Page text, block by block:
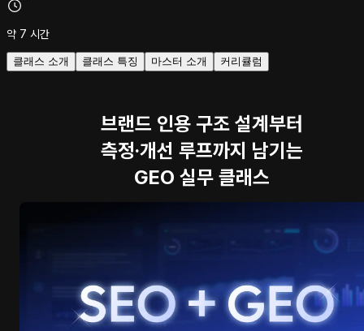
약 7 시간
클래스 소개 클래스 특징 마스터 소개 커리큘럼
브랜드 인용 구조 설계부터
측정·개선 루프까지 남기는
GEO 실무 클래스